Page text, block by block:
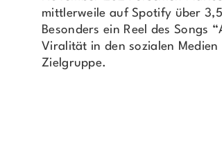
mittlerweile auf Spotify über
Besonders ein Reel des Songs
Viralität in den sozialen
Zielgruppe.